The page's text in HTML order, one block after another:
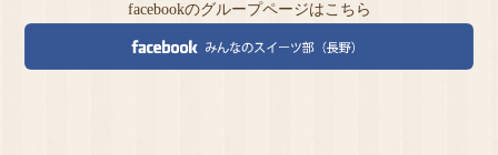
facebookのグループページはこちら